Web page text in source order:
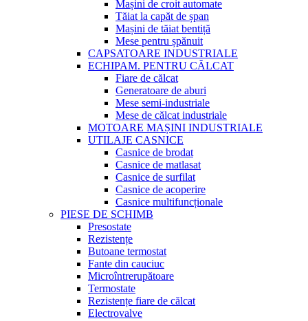
Mașini de croit automate
Tăiat la capăt de șpan
Mașini de tăiat bentiță
Mese pentru șpănuit
CAPSATOARE INDUSTRIALE
ECHIPAM. PENTRU CĂLCAT
Fiare de călcat
Generatoare de aburi
Mese semi-industriale
Mese de călcat industriale
MOTOARE MAȘINI INDUSTRIALE
UTILAJE CASNICE
Casnice de brodat
Casnice de matlasat
Casnice de surfilat
Casnice de acoperire
Casnice multifuncționale
PIESE DE SCHIMB
Presostate
Rezistențe
Butoane termostat
Fante din cauciuc
Microîntrerupătoare
Termostate
Rezistențe fiare de călcat
Electrovalve